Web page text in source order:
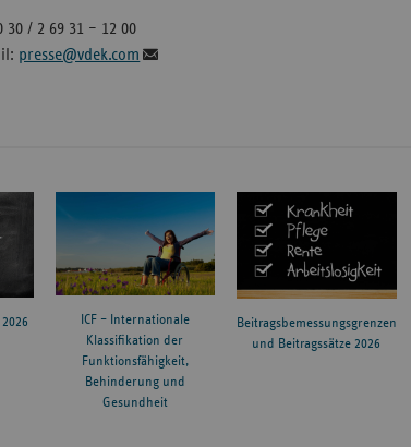
30 / 2 69 31 – 12 00
presse@vdek.com
ICF – Internationale
Klassifikation der
Funktionsfähigkeit,
Behinderung und
Gesundheit
Beitragsbemessungsgrenzen
und Beitragssätze 2026